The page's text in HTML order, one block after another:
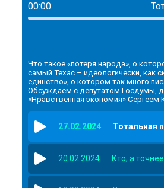
00:00
Что такое «потеря народа», о
самый Техас – идеологически, как
единство», о котором так много
Обсуждаем с депутатом Госдумы,
«Нравственная экономия» Сергеем
27.02.2024 Тотальная
20.02.2024 Кто, а